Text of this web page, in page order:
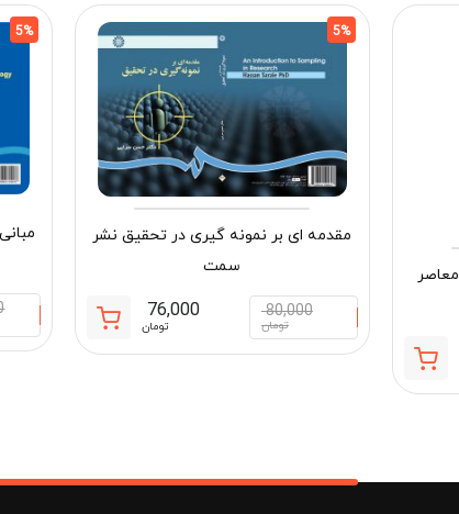
اصلی:
فعلی:
5%
مقدمه‌ ای بر نمونه‌ گیری در تحقیق نشر
سمت
80,000
تومان
قیمت
اصلی:
76,000
تومان
قیمت
فعلی:
5%